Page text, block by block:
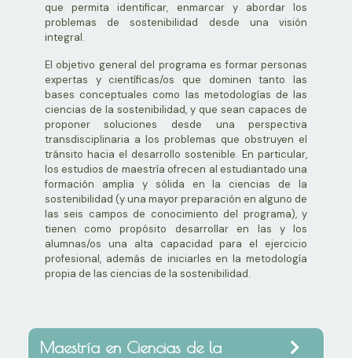
que permita identificar, enmarcar y abordar los
problemas de sostenibilidad desde una visión
integral.
El objetivo general del programa es formar personas
expertas y científicas/os que dominen tanto las
bases conceptuales como las metodologías de las
ciencias de la sostenibilidad, y que sean capaces de
proponer soluciones desde una perspectiva
transdisciplinaria a los problemas que obstruyen el
tránsito hacia el desarrollo sostenible. En particular,
los estudios de maestría ofrecen al estudiantado una
formación amplia y sólida en la ciencias de la
sostenibilidad (y una mayor preparación en alguno de
las seis campos de conocimiento del programa), y
tienen como propósito desarrollar en las y los
alumnas/os una alta capacidad para el ejercicio
profesional, además de iniciarles en la metodología
propia de las ciencias de la sostenibilidad.
Maestría en Ciencias de la